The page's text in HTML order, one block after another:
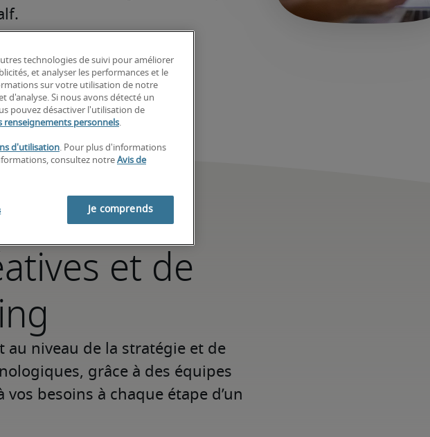
conseils
fonction
et de
niveau de la stratégie et de
grâce à des équipes
vos besoins à chaque étape d’un
technologies de suivi pour améliorer
et analyser les performances et le
sur votre utilisation de notre
d'analyse. Si nous avons détecté un
pouvez désactiver l'utilisation de
renseignements personnels.
d'utilisation. Pour plus d'informations
consultez notre Avis de
Je comprends